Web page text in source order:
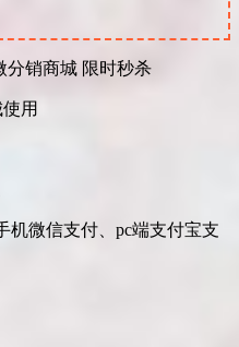
分销商城 限时秒杀
用
机微信支付、pc端支付宝支